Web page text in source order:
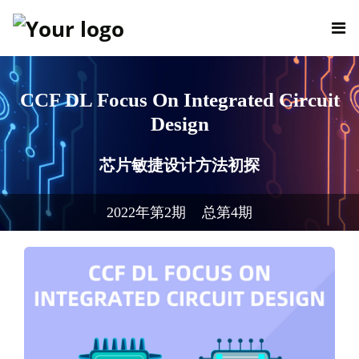
CCF DL Focus On Integrated Circuit
Design
芯片敏捷设计方法初探
2022年第2期 总第4期